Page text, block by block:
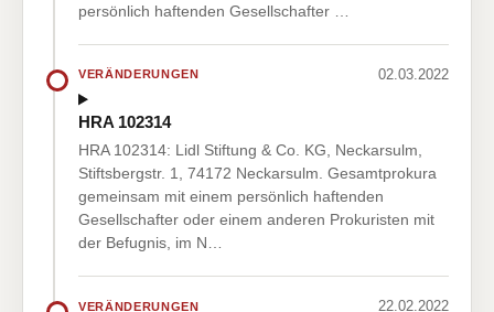
persönlich haftenden Gesellschafter …
VERÄNDERUNGEN 02.03.2022
HRA 102314
HRA 102314: Lidl Stiftung & Co. KG, Neckarsulm,
Stiftsbergstr. 1, 74172 Neckarsulm. Gesamtprokura
gemeinsam mit einem persönlich haftenden
Gesellschafter oder einem anderen Prokuristen mit
der Befugnis, im N…
VERÄNDERUNGEN 22.02.2022